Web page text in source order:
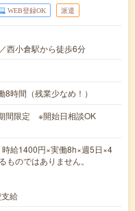
WEB登録OK 派遣
西小倉駅から徒歩6分
時間（残業少なめ！）
間限定 ※開始日相談OK
給1400円×実働8h×週5日×4
のではありません。
給